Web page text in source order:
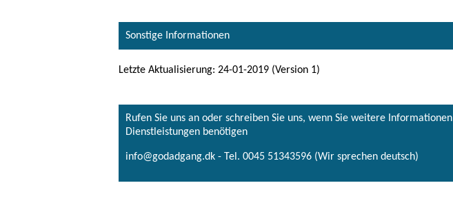
Sonstige Informationen
Letzte Aktualisierung: 24-01-2019 (Version 1)
Rufen Sie uns an oder schreiben Sie uns, wenn Sie weitere
Dienstleistungen benötigen
info@godadgang.dk - Tel. 0045 51343596 (Wir sprechen deutsch)